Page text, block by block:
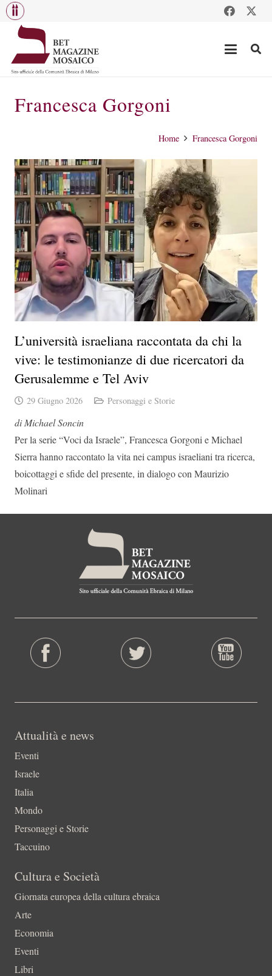
Francesca Gorgoni
Home Francesca Gorgoni
L’università israeliana raccontata da chi la
vive: le testimonianze di due ricercatori da
Gerusalemme e Tel Aviv
29 Giugno 2026 Personaggi e Storie
di Michael Soncin
Per la serie “Voci da Israele”, Francesca Gorgoni e Michael
Sierra hanno raccontato la vita nei campus israeliani tra ricerca,
boicottaggi e sfide del presente, in dialogo con Maurizio
Molinari
Attualità e news
Eventi
Israele
Italia
Mondo
Personaggi e Storie
Taccuino
Cultura e Società
Giornata europea della cultura ebraica
Arte
Economia
Eventi
Libri